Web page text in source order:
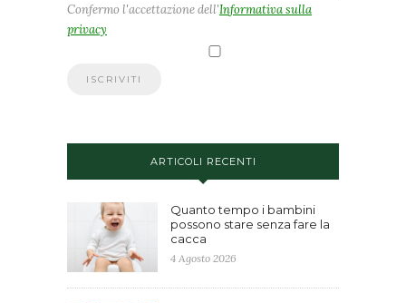
Confermo l'accettazione dell'Informativa sulla
privacy
ARTICOLI RECENTI
Quanto tempo i bambini
possono stare senza fare la
cacca
4 Agosto 2026